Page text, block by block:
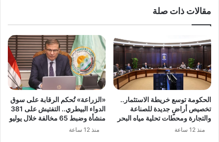
مقالات ذات صلة
الحكومة توسع خريطة الاستثمار..
تخصيص أراضٍ جديدة للصناعة
والتجارة ومحطات تحلية مياه البحر
منذ 12 ساعة
«الزراعة» تُحكم الرقابة على سوق
الدواء البيطري.. التفتيش على 381
منشأة وضبط 65 مخالفة خلال يوليو
منذ 12 ساعة